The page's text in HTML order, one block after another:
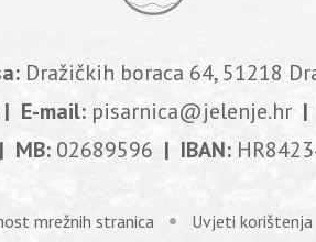
Dražičkih boraca 64, 51218
| E-mail: pisarnica@jelenje.hr|
02689596 | IBAN:
mrežnih stranica Uvjeti korištenja